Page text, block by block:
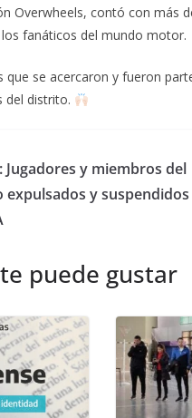
Overwheels, contó con más
fanáticos del mundo motor.
que se acercaron y fueron
del distrito.
Jugadores y miembros del
expulsados y suspendidos
puede gustar